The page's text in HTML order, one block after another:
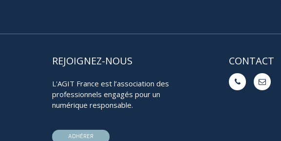
REJOIGNEZ-NOUS
L'AGIT France est l’association des
professionnels engagés pour un
numérique responsable.
ADHÉRER
CONTACT
 